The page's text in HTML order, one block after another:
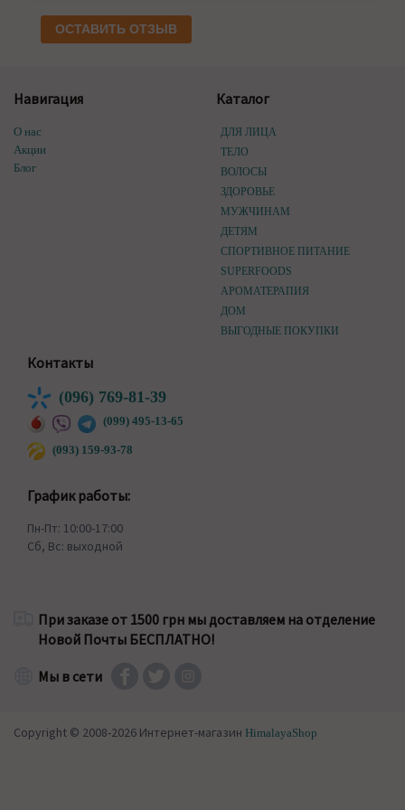
ОСТАВИТЬ ОТЗЫВ
Навигация
О нас
Акции
Блог
Каталог
ДЛЯ ЛИЦА
ТЕЛО
ВОЛОСЫ
ЗДОРОВЬЕ
МУЖЧИНАМ
ДЕТЯМ
СПОРТИВНОЕ ПИТАНИЕ
SUPERFOODS
АРОМАТЕРАПИЯ
ДОМ
ВЫГОДНЫЕ ПОКУПКИ
Контакты
(096) 769-81-39
(099) 495-13-65
(093) 159-93-78
График работы:
Пн-Пт: 10:00-17:00
Сб, Вс: выходной
При заказе от 1500 грн мы доставляем на отделение
Новой Почты БЕСПЛАТНО!
Мы в сети
Copyright © 2008-2026 Интернет-магазин HimalayaShop